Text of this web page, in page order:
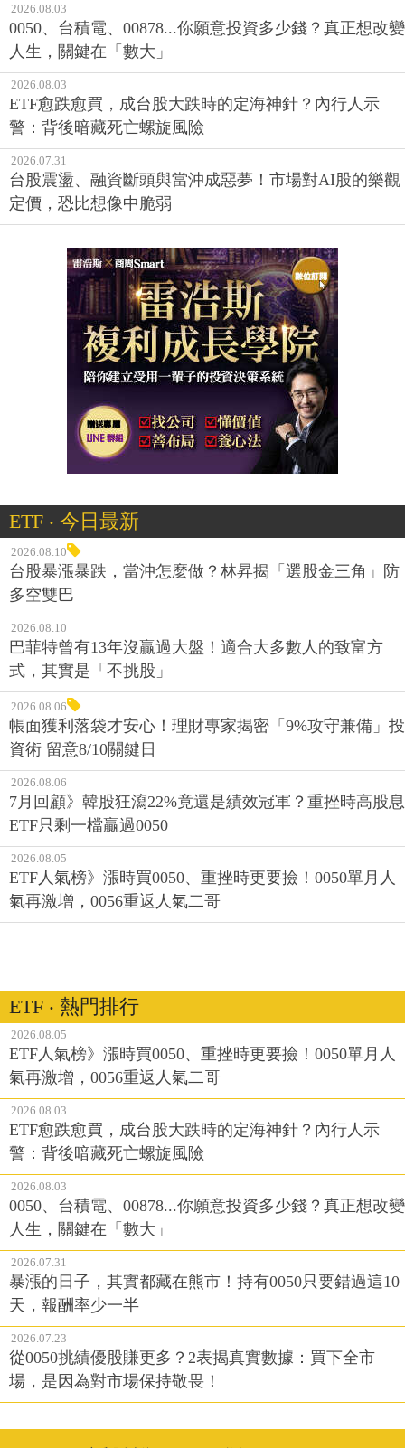
2026.08.03
0050、台積電、00878...你願意投資多少錢？真正想改變
人生，關鍵在「數大」
2026.08.03
ETF愈跌愈買，成台股大跌時的定海神針？內行人示
警：背後暗藏死亡螺旋風險
2026.07.31
台股震盪、融資斷頭與當沖成惡夢！市場對AI股的樂觀
定價，恐比想像中脆弱
ETF ‧ 今日最新
2026.08.10
台股暴漲暴跌，當沖怎麼做？林昇揭「選股金三角」防
多空雙巴
2026.08.10
巴菲特曾有13年沒贏過大盤！適合大多數人的致富方
式，其實是「不挑股」
2026.08.06
帳面獲利落袋才安心！理財專家揭密「9%攻守兼備」投
資術 留意8/10關鍵日
2026.08.06
7月回顧》韓股狂瀉22%竟還是績效冠軍？重挫時高股息
ETF只剩一檔贏過0050
2026.08.05
ETF人氣榜》漲時買0050、重挫時更要撿！0050單月人
氣再激增，0056重返人氣二哥
ETF ‧ 熱門排行
2026.08.05
ETF人氣榜》漲時買0050、重挫時更要撿！0050單月人
氣再激增，0056重返人氣二哥
2026.08.03
ETF愈跌愈買，成台股大跌時的定海神針？內行人示
警：背後暗藏死亡螺旋風險
2026.08.03
0050、台積電、00878...你願意投資多少錢？真正想改變
人生，關鍵在「數大」
2026.07.31
暴漲的日子，其實都藏在熊市！持有0050只要錯過這10
天，報酬率少一半
2026.07.23
從0050挑績優股賺更多？2表揭真實數據：買下全市
場，是因為對市場保持敬畏！